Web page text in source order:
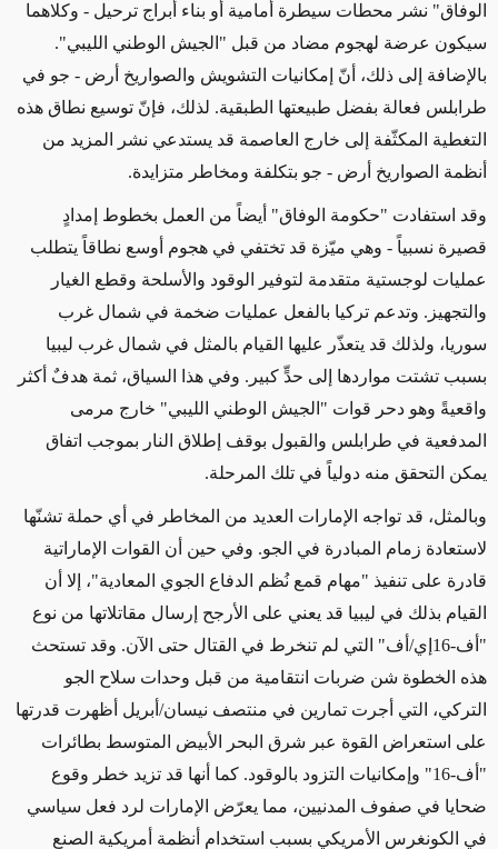
الوفاق" نشر محطات سيطرة أمامية أو بناء أبراج ترحيل - وكلاهما
سيكون عرضة لهجوم مضاد من قبل "الجيش الوطني الليبي".
بالإضافة إلى ذلك، أنّ إمكانيات التشويش والصواريخ أرض - جو في
طرابلس فعالة بفضل طبيعتها الطبقية. لذلك، فإنّ توسيع نطاق هذه
التغطية المكثّفة إلى خارج العاصمة قد يستدعي نشر المزيد من
أنظمة الصواريخ أرض - جو بتكلفة ومخاطر متزايدة.
وقد استفادت "حكومة الوفاق" أيضاً من العمل بخطوط إمدادٍ
قصيرة نسبياً - وهي ميّزة قد تختفي في هجوم أوسع نطاقاً يتطلب
عمليات لوجستية متقدمة لتوفير الوقود والأسلحة وقطع الغيار
والتجهيز. وتدعم تركيا بالفعل عمليات ضخمة في شمال غرب
سوريا، ولذلك قد يتعذّر عليها القيام بالمثل في شمال غرب ليبيا
بسبب تشتت مواردها إلى حدٍّ كبير. وفي هذا السياق، ثمة هدفٌ أكثر
واقعيةً وهو دحر قوات "الجيش الوطني الليبي" خارج مرمى
المدفعية في طرابلس والقبول بوقف إطلاق النار بموجب اتفاق
يمكن التحقق منه دولياً في تلك المرحلة.
وبالمثل، قد تواجه الإمارات العديد من المخاطر في أي حملة تشنّها
لاستعادة زمام المبادرة في الجو. وفي حين أن القوات الإماراتية
قادرة على تنفيذ "مهام قمع نُظم الدفاع الجوي المعادية"، إلا أن
القيام بذلك في ليبيا قد يعني على الأرجح إرسال مقاتلاتها من نوع
"أف-16إي/أف" التي لم تنخرط في القتال حتى الآن. وقد تستحث
هذه الخطوة شن ضربات انتقامية من قبل وحدات سلاح الجو
التركي، التي أجرت تمارين في منتصف نيسان/أبريل أظهرت قدرتها
على استعراض القوة عبر شرق البحر الأبيض المتوسط بطائرات
"أف-16" وإمكانيات التزود بالوقود. كما أنها قد تزيد خطر وقوع
ضحايا في صفوف المدنيين، مما يعرّض الإمارات لرد فعل سياسي
في الكونغرس الأمريكي بسبب استخدام أنظمة أمريكية الصنع